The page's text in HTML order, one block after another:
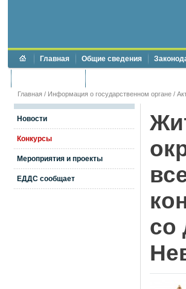
Главная Общие сведения
Главная / Информация о государственном органе /
Новости
Конкурсы
Мероприятия и проекты
ЕДДС сообщает
со